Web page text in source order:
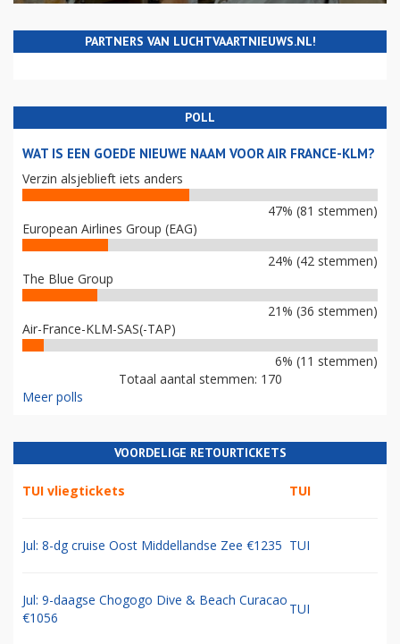
PARTNERS VAN LUCHTVAARTNIEUWS.NL!
POLL
WAT IS EEN GOEDE NIEUWE NAAM VOOR AIR FRANCE-KLM?
Verzin alsjeblieft iets anders
47% (81 stemmen)
European Airlines Group (EAG)
24% (42 stemmen)
The Blue Group
21% (36 stemmen)
Air-France-KLM-SAS(-TAP)
6% (11 stemmen)
Totaal aantal stemmen: 170
Meer polls
VOORDELIGE RETOURTICKETS
TUI vliegtickets TUI
Jul: 8-dg cruise Oost Middellandse Zee €1235 TUI
Jul: 9-daagse Chogogo Dive & Beach Curacao
€1056
TUI